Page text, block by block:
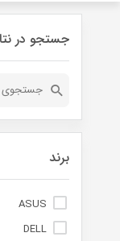
جستجو در
جستجو
برند
ASUS
DELL